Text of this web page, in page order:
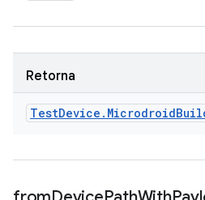
Retorna
TestDevice . Microdroid